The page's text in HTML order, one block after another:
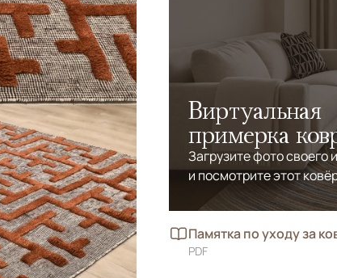
Виртуальная
примерка
Загрузите фото своего
и посмотрите этот
Памятка по уходу за
PDF